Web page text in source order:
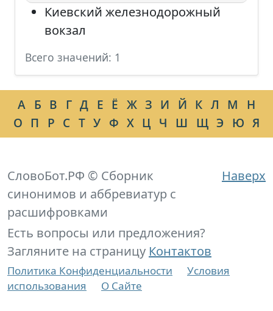
Киевский железнодорожный
вокзал
Всего значений: 1
А Б В Г Д Е Ё Ж З И Й К Л М
Н
О П Р С Т У Ф Х Ц Ч Ш Щ Э Ю Я
Наверх
СловоБот.РФ © Сборник
синонимов и аббревиатур с
расшифровками
Есть вопросы или предложения?
Загляните на страницу Контактов
Политика Конфиденциальности
Условия
использования
О Сайте